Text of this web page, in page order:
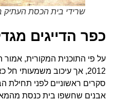
שרידי בית הכסת העתיק
כפר הדייגים
על פי התוכנית המקורית, אמור
2012, אך עיכוב משמעותי חל
סקרים ראשוניים לפני תחילת
אבנים שחשפו בית כנסת מהמאה